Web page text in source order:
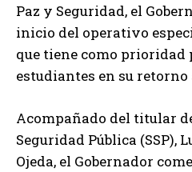
Paz y Seguridad, el
inicio del operativo
que tiene como prioridad
estudiantes en su retorno
Acompañado del titular
Seguridad Pública (SSP),
Ojeda, el Gobernador